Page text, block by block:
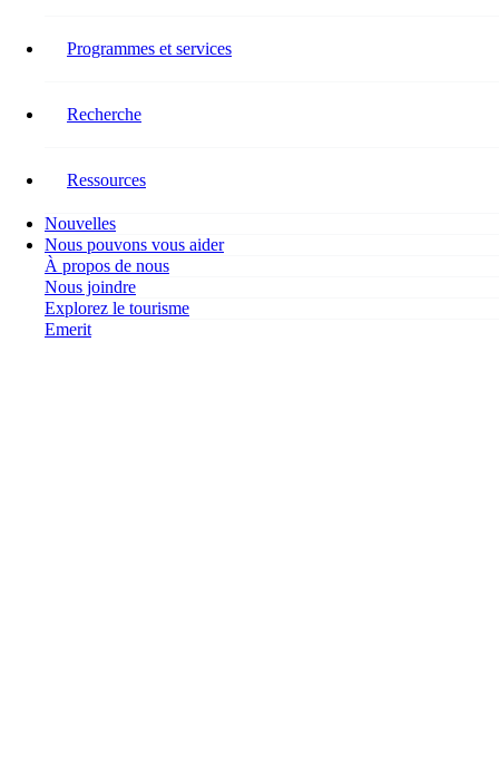
Programmes et services
Recherche
Ressources
Nouvelles
Nous pouvons vous aider
À propos de nous
Nous joindre
Explorez le tourisme
Emerit
Development
Budget fédéral 2025 : Implications
pour l’emploi, les compétences et la
compétitivité dans le secteur du
tourisme
Le tourisme est une pierre angulaire de l’économie de services au
Canada, soutenant plus de 2,2 millions d’emplois et 265 800
entreprises dans plus de 5 000 collectivités. Le secteur dépend
fortement du capital humain – après tout, le tourisme…